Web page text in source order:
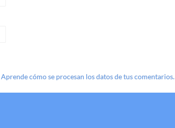
Aprende cómo se procesan los datos de tus comentarios.